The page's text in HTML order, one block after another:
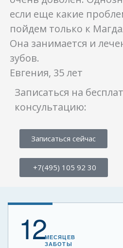
если еще какие
пойдем только к
Она занимается и
зубов.
Евгения, 35 лет
Записаться на
консультацию:
Записаться сейчас
+7(495) 105 92 30
12МЕСЯЦЕВ
ЗАБОТЫ